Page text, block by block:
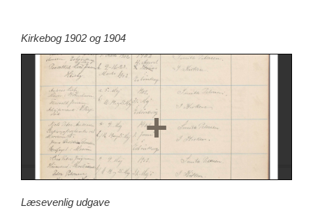
Kirkebog 1902 og 1904
Læsevenlig udgave